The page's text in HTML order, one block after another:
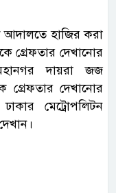
আদালতে হাজির করা
গ্রেফতার দেখানোর
দায়রা জজ
গ্রেফতার দেখানোর
মেট্রোপলিটন